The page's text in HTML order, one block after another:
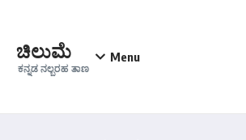
ಚಿಲುಮೆ
ಕನ್ನಡ ನಲ್ಬರಹ ತಾಣ
Menu